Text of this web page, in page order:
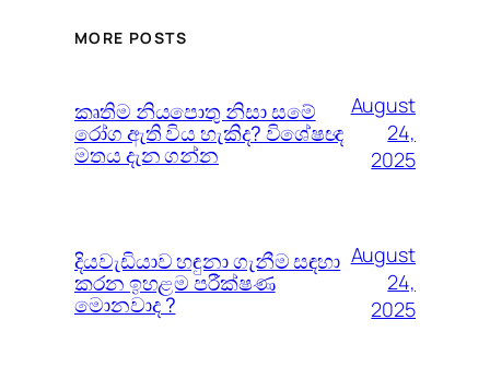
MORE POSTS
කෘතිම නියපොතු නිසා සමේ
රෝග ඇති විය හැකිද? විශේෂඥ
මතය දැන ගන්න
August
24,
2025
දියවැඩියාව හඳුනා ගැනීම සඳහා
කරන ඉහළම පරීක්ෂණ
මොනවාද ?
August
24,
2025